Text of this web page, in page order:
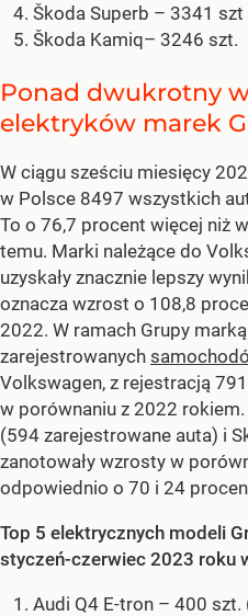
Škoda Superb – 3341 szt
Škoda Kamiq– 3246 szt.
Ponad dwukrotny
elektryków marek
W ciągu sześciu miesięcy
w Polsce 8497 wszystkich
To o 76,7 procent więcej niż
temu. Marki należące do
uzyskały znacznie lepszy
oznacza wzrost o 108,8
2022. W ramach Grupy
zarejestrowanych
Volkswagen, z rejestracją
w porównaniu z 2022
(594 zarejestrowane auta) i
zanotowały wzrosty w
odpowiednio o 70 i 24
Top 5 elektrycznych modeli
styczeń-czerwiec 2023 roku
Audi Q4 E-tron – 400